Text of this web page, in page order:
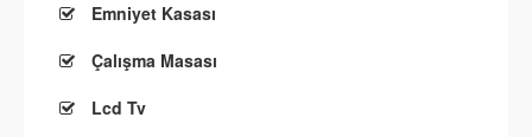
Emniyet Kasası
Çalışma Masası
Lcd Tv